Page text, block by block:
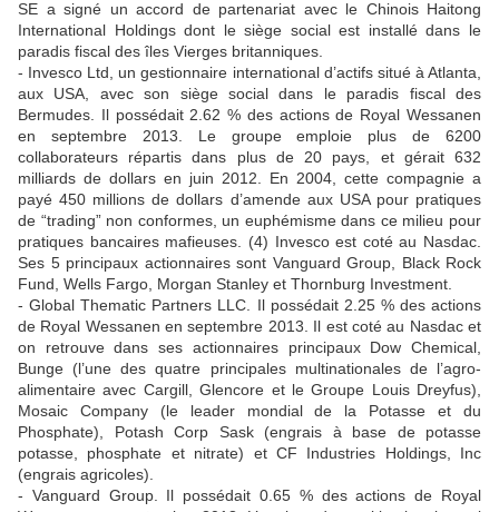
SE a signé un accord de partenariat avec le Chinois Haitong
International Holdings dont le siège social est installé dans le
paradis fiscal des îles Vierges britanniques.
- Invesco Ltd, un gestionnaire international d’actifs situé à Atlanta,
aux USA, avec son siège social dans le paradis fiscal des
Bermudes. Il possédait 2.62 % des actions de Royal Wessanen
en septembre 2013. Le groupe emploie plus de 6200
collaborateurs répartis dans plus de 20 pays, et gérait 632
milliards de dollars en juin 2012. En 2004, cette compagnie a
payé 450 millions de dollars d’amende aux USA pour pratiques
de “trading” non conformes, un euphémisme dans ce milieu pour
pratiques bancaires mafieuses. (4) Invesco est coté au Nasdac.
Ses 5 principaux actionnaires sont Vanguard Group, Black Rock
Fund, Wells Fargo, Morgan Stanley et Thornburg Investment.
- Global Thematic Partners LLC. Il possédait 2.25 % des actions
de Royal Wessanen en septembre 2013. Il est coté au Nasdac et
on retrouve dans ses actionnaires principaux Dow Chemical,
Bunge (l’une des quatre principales multinationales de l’agro-
alimentaire avec Cargill, Glencore et le Groupe Louis Dreyfus),
Mosaic Company (le leader mondial de la Potasse et du
Phosphate), Potash Corp Sask (engrais à base de potasse
potasse, phosphate et nitrate) et CF Industries Holdings, Inc
(engrais agricoles).
- Vanguard Group. Il possédait 0.65 % des actions de Royal